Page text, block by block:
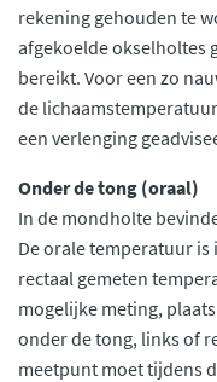
rekening gehouden te
afgekoelde okselholtes
bereikt. Voor een zo
de
een verlenging
Onder de tong (oraal)
In de mondholte
De orale temperatuur is
rectaal gemeten
mogelijke meting,
onder de tong, links of
meetpunt moet tijdens